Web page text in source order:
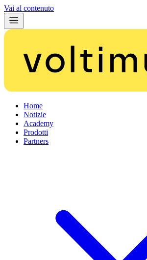
Vai al contenuto
Home
Notizie
Academy
Prodotti
Partners